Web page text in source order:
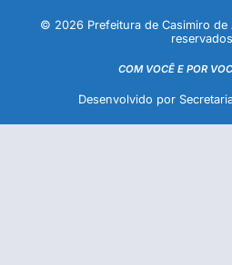
© 2026 Prefeitura de Casimiro
COM VOCÊ E POR
Desenvolvido por